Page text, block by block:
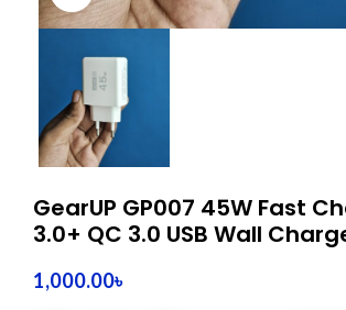
GearUP GP007 45W Fast
3.0+ QC 3.0 USB Wall
1,000.00৳